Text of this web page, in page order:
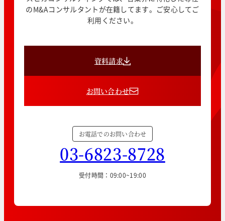
のM&Aコンサルタントが在籍してます。ご安心してご
利用ください。
資料請求
お問い合わせ
お電話でのお問い合わせ
03-6823-8728
受付時間：09:00~19:00